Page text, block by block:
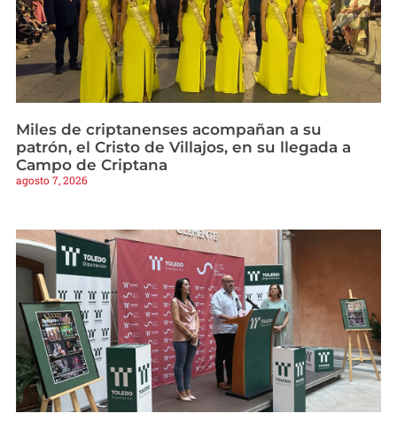
Miles de criptanenses acompañan a su
patrón, el Cristo de Villajos, en su llegada a
Campo de Criptana
agosto 7, 2026